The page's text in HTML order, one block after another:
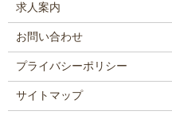
求人案内
お問い合わせ
プライバシーポリシー
サイトマップ